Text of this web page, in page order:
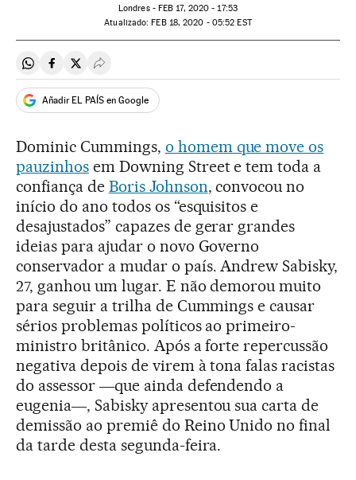
Londres - FEB 17, 2020 - 17:53
atualizado: FEB18, 2020 - 05:52 EST
Compartir en Whatsapp
Compartir en Facebook
Compartir en Twitter
Desplegar Redes Sociales
Añadir EL PAÍS en Google
Dominic Cummings, o homem que move os
pauzinhosem Downing Street e tem toda a
confiança de Boris Johnson, convocou no
início do ano todos os “esquisitos e
desajustados” capazes de gerar grandes
ideias para ajudar o novo Governo
conservador a mudar o país. Andrew Sabisky,
27, ganhou um lugar. E não demorou muito
para seguir a trilha de Cummings e causar
sérios problemas políticos ao primeiro-
ministro britânico. Após a forte repercussão
negativa depois de virem à tona falas racistas
do assessor ―que ainda defendendo a
eugenia―, Sabisky apresentou sua carta de
demissão ao premiê do Reino Unido no final
da tarde desta segunda-feira.